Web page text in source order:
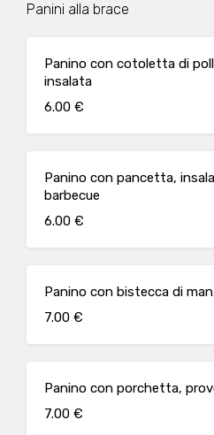
Panini alla brace
Panino con cotoletta di
insalata
6.00 €
Panino con pancetta,
barbecue
6.00 €
Panino con bistecca di
7.00 €
Panino con porchetta,
7.00 €